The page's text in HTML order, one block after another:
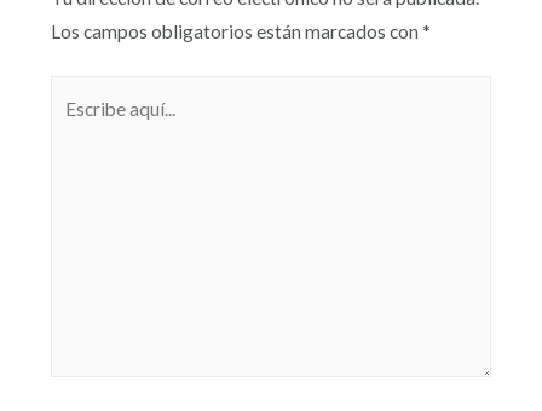
Los campos obligatorios están marcados con *